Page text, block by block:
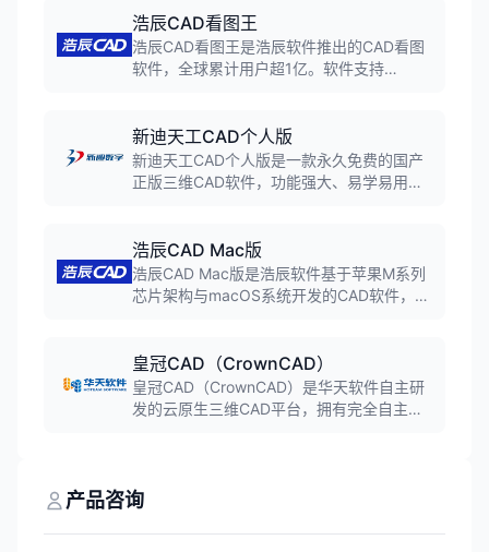
意到施工图的全流程数字化设计。
浩辰CAD看图王
浩辰CAD看图王是浩辰软件推出的CAD看图
软件，全球累计用户超1亿。软件支持
电脑手机平板都能看图改图。
新迪天工CAD个人版
新迪天工CAD个人版是一款永久免费的国产
正版三维CAD软件，功能强大、易学易用，
浩辰CAD Mac版
浩辰CAD Mac版是浩辰软件基于苹果M系列
芯片架构与macOS系统开发的CAD软件，实
现原生级跃升，深度适配苹果交互体验。
皇冠CAD（CrownCAD）
皇冠CAD（CrownCAD）是华天软件自主研
发的云原生三维CAD平台，拥有完全自主的
用于航空航天、汽车制造等高端制造领域。
产品咨询